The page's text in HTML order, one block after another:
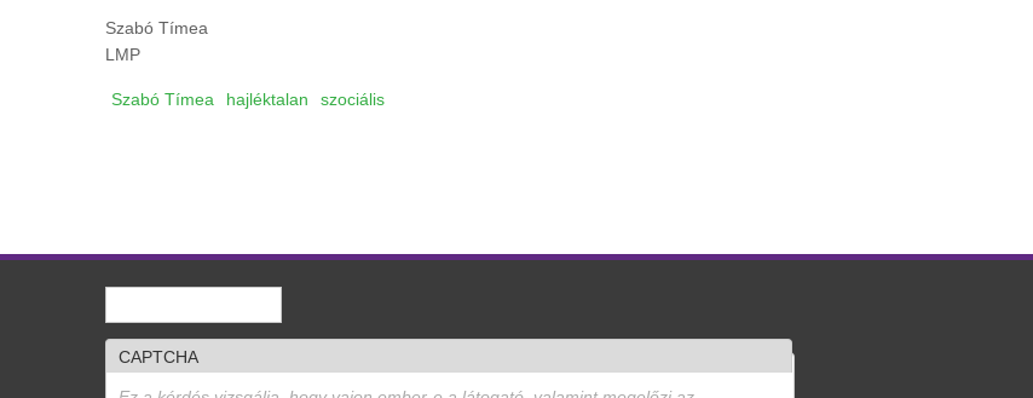
Szabó Tímea
LMP
Szabó Tímea hajléktalan szociális
CAPTCHA